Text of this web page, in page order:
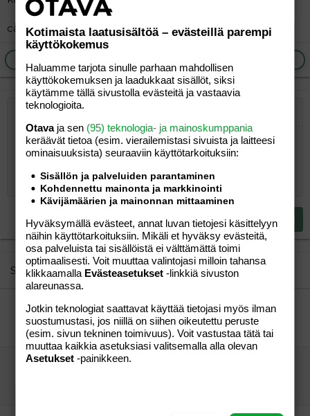
camilla.kurtti@dnainternet.net
Järjestämätön lista
Pienennä sisennystä
Fontin koko
9
12
15
18
22
26
TekstiväriKirjasintyyli
Arial
Courier New
Georgia
Tahoma
Times New Roman
Trebuchet MS
YliviivaaAlleviivattu
Rivinsisäinen koodi
Rivinsisäinen spoiler
Tasaus Tasaa vasemmalle
Tasaa oikealle
Paragraph format
Normal
Heading 1
Heading 2
Heading 3
LainausLisää video/media
Lisää taulukko
Insert horizontal line
SpoilerKoodi
Tee uudelleen
BBCode-näkymä
Poista muotoilu
LuonnoksetTallenna luonnos
Poista luonnos
Kirjoita vastaus...
Lähetä vastaus
Similar threads
KERHOT-LISTA (Päivitetty 10.10.2009)
Talvicci Lapsen saaminen
8
Lapsen saaminen
10.10.2009
Talvicci
KERHOT-LISTA(Päivitetty 10.10.2009)
Kotimaista laatusisältöä – evästeillä parempi
käyttökokemus
Haluamme tarjota sinulle parhaan mahdollisen
käyttökokemuksen ja laadukkaat sisällöt, siksi
käytämme tällä sivustolla evästeitä ja vastaavia
teknologioita.
Otavaja sen (95) teknologia- ja mainoskumppania
keräävät tietoa (esim. vierailemis­tasi sivuista ja laitteesi
ominaisuuk­sista) seuraaviin käyttötarkoituksiin:
Sisällön ja palveluiden parantaminen
Kohdennettu mainonta ja markkinointi
Kävijämäärien ja mainonnan mittaaminen
Hyväksymällä evästeet, annat luvan tietojesi käsittelyyn
näihin käyttötarkoituksiin. Mikäli et hyväksy evästeitä,
osa palveluista tai sisällöistä ei välttämättä toimi
optimaalisesti. Voit muuttaa valintojasi milloin tahansa
klikkaamalla Evästeasetukset -linkkiä sivuston
alareunassa.
Jotkin teknologiat saattavat käyttää tietojasi myös ilman
suostumustasi, jos niillä on siihen oikeutettu peruste
(esim. sivun tekninen toimivuus). Voit vastustaa tätä tai
muuttaa kaikkia asetuksiasi valitsemalla alla olevan
Asetukset -painikkeen.